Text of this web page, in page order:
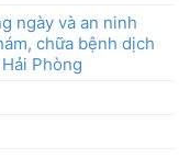
ngày và an ninh
chữa bệnh dịch
Phòng